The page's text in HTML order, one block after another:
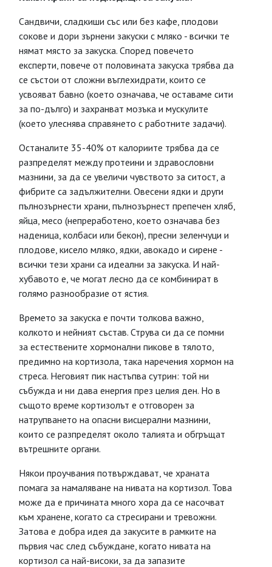
Сандвичи, сладкиши със или без кафе, плодови
сокове и дори зърнени закуски с мляко - всички те
нямат място за закуска. Според повечето
експерти, повече от половината закуска трябва да
се състои от сложни въглехидрати, които се
усвояват бавно (което означава, че оставаме сити
за по-дълго) и захранват мозъка и мускулите
(което улеснява справянето с работните задачи).
Останалите 35-40% от калориите трябва да се
разпределят между протеини и здравословни
мазнини, за да се увеличи чувството за ситост, а
фибрите са задължителни. Овесени ядки и други
пълнозърнести храни, пълнозърнест препечен хляб,
яйца, месо (непреработено, което означава без
наденица, колбаси или бекон), пресни зеленчуци и
плодове, кисело мляко, ядки, авокадо и сирене -
всички тези храни са идеални за закуска. И най-
хубавото е, че могат лесно да се комбинират в
голямо разнообразие от ястия.
Времето за закуска е почти толкова важно,
колкото и нейният състав. Струва си да се помни
за естествените хормонални пикове в тялото,
предимно на кортизола, така наречения хормон на
стреса. Неговият пик настъпва сутрин: той ни
събужда и ни дава енергия през целия ден. Но в
същото време кортизолът е отговорен за
натрупването на опасни висцерални мазнини,
които се разпределят около талията и обгръщат
вътрешните органи.
Някои проучвания потвърждават, че храната
помага за намаляване на нивата на кортизол. Това
може да е причината много хора да се насочват
към хранене, когато са стресирани и тревожни.
Затова е добра идея да закусите в рамките на
първия час след събуждане, когато нивата на
кортизол са най-високи, за да запазите